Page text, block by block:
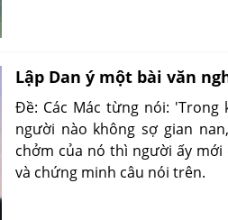
Lập Dan ý một bài văn
Đề: Các Mác từng nói: 'Trong
người nào không sợ gian
chởm của nó thì người ấy
và chứng minh câu nói trên.